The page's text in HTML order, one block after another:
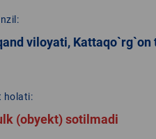
viloyati, Kattaqo`rg`on
holati:
(obyekt) sotilmadi